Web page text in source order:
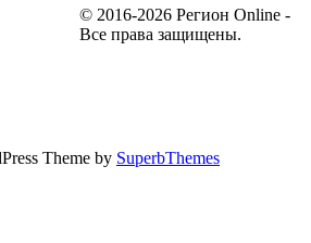
© 2016-2026 Регион Online -
Все права защищены.
Theme by SuperbThemes